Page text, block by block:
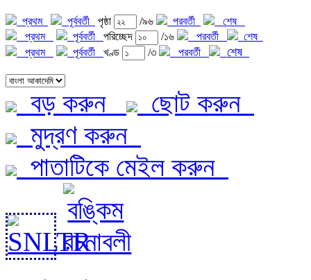
প্রথম পূর্ববর্তী পৃষ্ঠা /৯৬ পরবর্তী
শেষ
প্রথম
পূর্ববর্তী পরিচ্ছেদ /১৬ পরবর্তী
শেষ
প্রথম
পূর্ববর্তী খণ্ড /৩ পরবর্তী শেষ
বড় করুন
ছোট করুন
মুদ্রণ করুন
পাতাটিকে মেইল করুন